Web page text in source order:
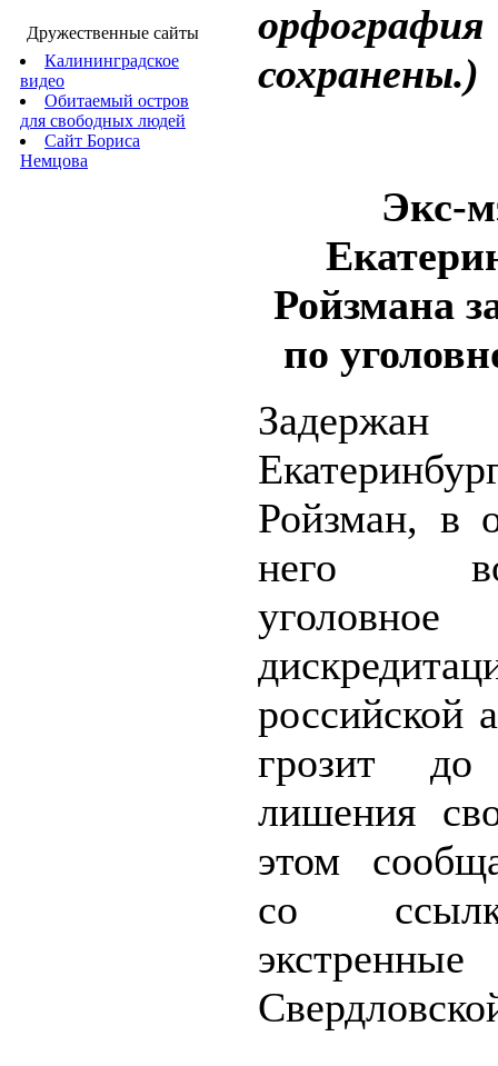
Дружественные сайты
Калининградское
видео
Обитаемый остров
для свободных людей
Сайт Бориса
Немцова
орфография
сохранены.)
Экс-
Ройзмана
по
Задержан
Ройзман, в
него
российской
грозит
лишения
этом
со